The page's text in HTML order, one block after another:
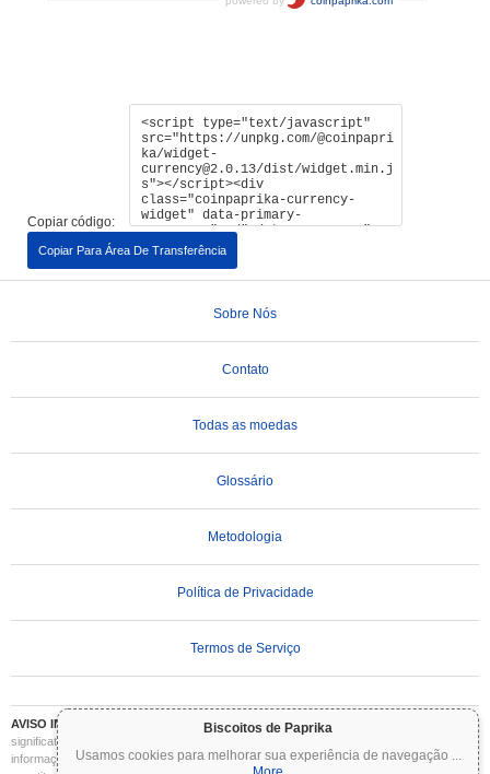
Biscoitos de Paprika
Usamos cookies para melhorar sua experiência de navegação ...
Copiar código:
Copiar Para Área De Transferência
Sobre Nós
Contato
Todas as moedas
Glossário
Metodologia
Política de Privacidade
Termos de Serviço
AVISO IMPORTANTE:
As criptomoedas são altamente voláteis e envolvem riscos
significativos. Você pode perder parte ou todo o seu investimento. Todas as
informações no Coinpaprika são fornecidas apenas para fins informativos e não